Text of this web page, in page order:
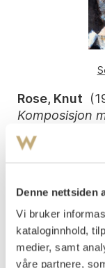
Denne nettsiden
Vi bruker
kataloginnhold,
medier, samt
våre partnere,
Rose, Knut (
Komposisjon
Olje på lerret
Signert og datert
1990", samt
blindrammen: "Til
PROVENIENS:
Vurdering